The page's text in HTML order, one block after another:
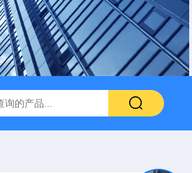
伦Agilent色谱柱清单1 产品价格